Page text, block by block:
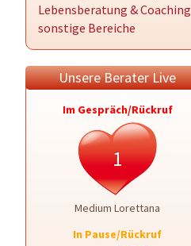
Lebensberatung & Coaching
sonstige Bereiche
Unsere Berater Live
Im Gespräch/Rückruf
1
Medium Lorettana
In Pause/Rückruf